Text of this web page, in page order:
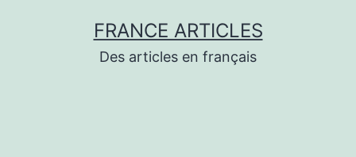
FRANCE ARTICLES
Des articles en français